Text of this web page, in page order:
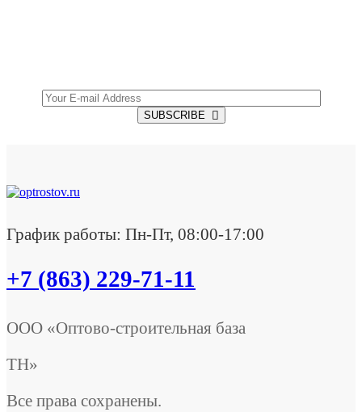
SUBSCRIBE
График работы: Пн-Пт, 08:00-17:00
+7 (863) 229-71-11
ООО «Оптово-строительная база
ТН»
Все права сохранены.